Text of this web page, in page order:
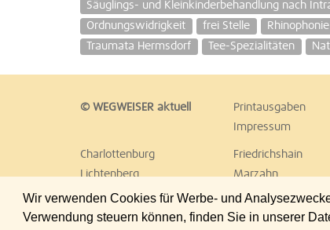
Wir verwenden Cookies für Werbe- und
Verwendung steuern können, finden Sie in unserer
Säuglings- und Kleinkinderbehandlung nach
Ordnungswidrigkeit
frei Stelle Rhinophonie
Traumata Hermsdorf
Tee-Spezialitäten
© WEGWEISER aktuell Printausgaben
Impressum
Charlottenburg Friedrichshain
Lichtenberg
Marzahn
Reinickendorf
Schöneberg
Treptow
Umland Ost